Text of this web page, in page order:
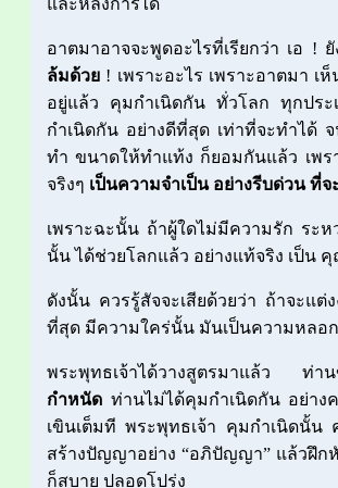
และหลังการได้
อาตมาอาจจะพูดอะไรที่เรียกว่า เอ !
ล้มด้วย ! เพราะอะไร เพราะอาตมา
อยู่แล้ว คุมกำเนิดกัน ทั่วโลก ทุกประ
กำเนิดกัน อย่างดีที่สุด เท่าที่จะทำได้
ทำ ขนาดให้ทำแท้ง ก็ยอมกันแล้ว เพร
จริงๆ เป็นความจำเป็น อย่างรีบด่วน ที่
เพราะฉะนั้น ถ้าผู้ใดไม่มีความรัก ระ
นั้น ได้ช่วยโลกแล้ว อย่างแท้จริง เป็น
ดังนั้น ควรรู้สัจจะเสียด้วยว่า ถ้าจะแ
ที่สุด มีความใคร่นั้น มันเป็นความหลอ
พระพุทธเจ้าได้วางสูตรมาแล้ว ท่า
กำหนัด ท่านไม่ได้คุมกำเนิดกัน อย่า
เขินเต็มที พระพุทธเจ้า คุมกำเนิดนั้น
สร้างปัญญาอย่าง “อภิปัญญา” แล้วฝึก
ก็สบาย ปลอดโปร่ง